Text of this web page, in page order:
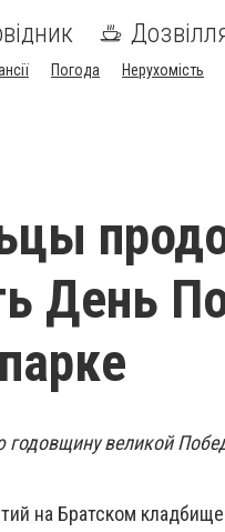
Погода Нерухомість
День
великой
на Братском